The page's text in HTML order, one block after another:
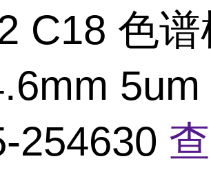
C18 色谱
254630